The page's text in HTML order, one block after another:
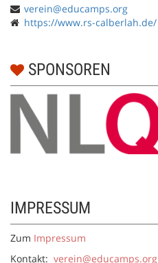
verein@educamps.org
https://www.rs-calberlah.de/
SPONSOREN
IMPRESSUM
Zum Impressum
Kontakt: verein@educamps.org